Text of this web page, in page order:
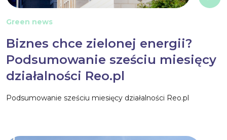
Green news
Biznes chce zielonej energii?
Podsumowanie sześciu miesięcy
działalności Reo.pl
Podsumowanie sześciu miesięcy działalności Reo.pl